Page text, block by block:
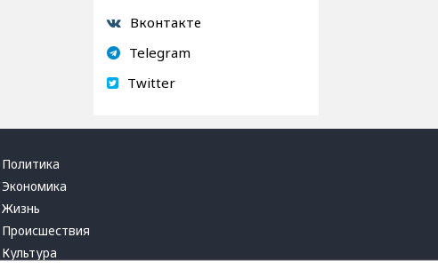
Вконтакте
Telegram
Twitter
Политика
Экономика
Жизнь
Происшествия
Культура